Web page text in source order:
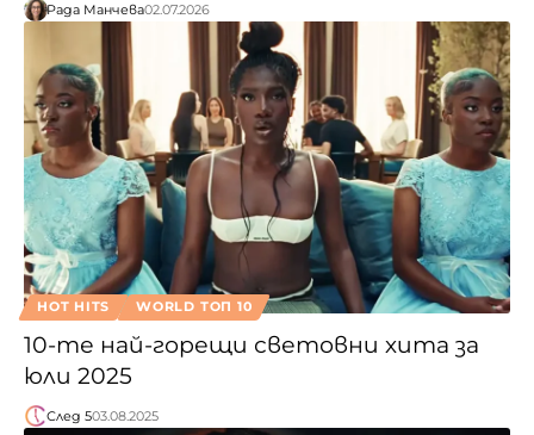
Рада Манчева02.07.2026
HOT HITS WORLD ТОП 10
10-те най-горещи световни хита за
юли 2025
След 503.08.2025